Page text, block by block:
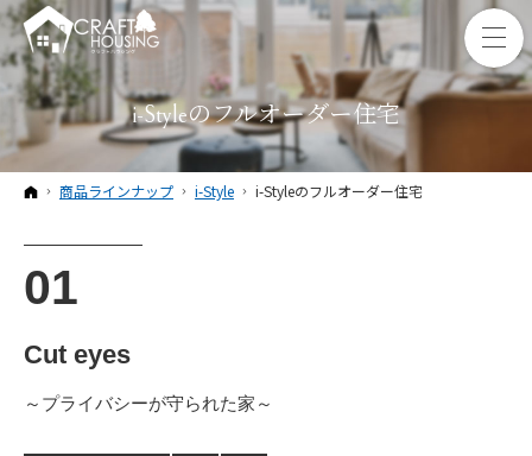
i-Styleのフルオーダー住宅
ホーム
商品ラインナップ i-Style i-Styleのフルオーダー住宅
Cut eyes
～プライバシーが守られた家～